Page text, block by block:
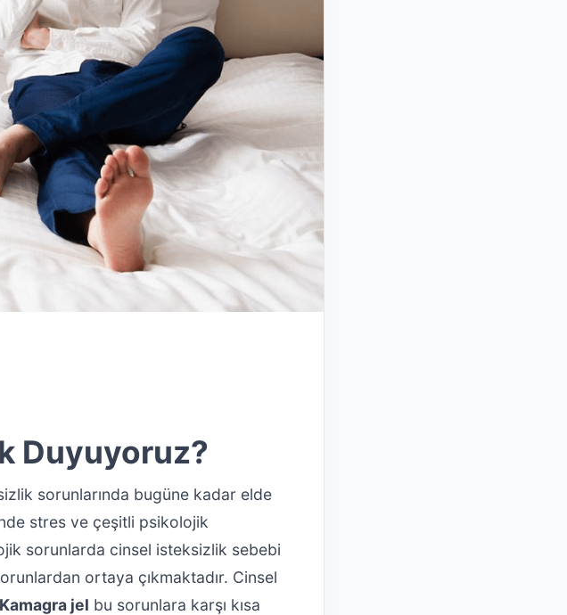
Duyuyoruz?
sorunlarında bugüne kadar elde
stres ve çeşitli psikolojik
sorunlarda cinsel isteksizlik sebebi
ortaya çıkmaktadır. Cinsel
Kamagra jel bu sorunlara karşı kısa